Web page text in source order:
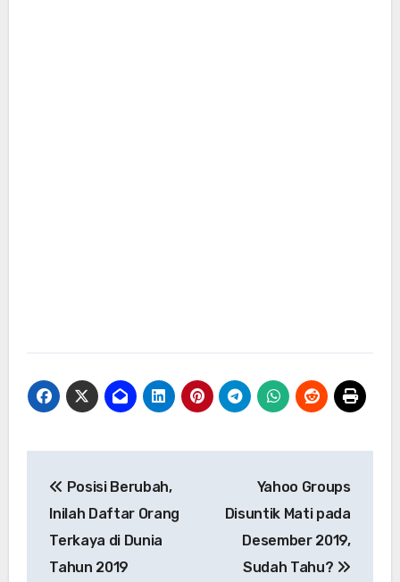
pos
Posisi Berubah,
Inilah Daftar Orang
Terkaya di Dunia
Tahun 2019
Yahoo Groups
Disuntik Mati pada
Desember 2019,
Sudah Tahu?